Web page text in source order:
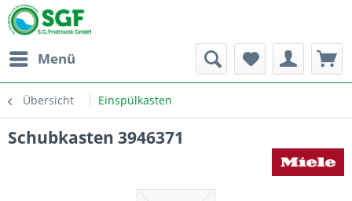
Menü
Übersicht Einspülkasten
Schubkasten 3946371